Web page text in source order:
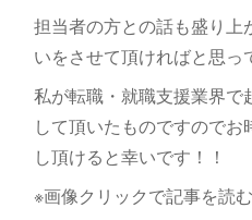
担当者の方との話も盛り上
いをさせて頂ければと思っ
私が転職・就職支援業界で
して頂いたものですので
し頂けると幸いです！！
※画像クリックで記事を読